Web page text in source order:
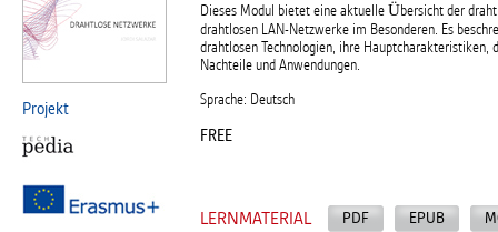
Projekt
Dieses Modul bietet eine aktuelle Übersicht der
drahtlosen LAN-Netzwerke im Besonderen. Es
drahtlosen Technologien, ihre Hauptcharakteristiken,
Nachteile und Anwendungen.
Sprache: Deutsch
FREE
LERNMATERIAL PDF EPUB